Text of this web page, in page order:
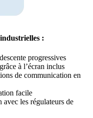
:
progressives
à l’écran inclus
de communication en
facile
avec les régulateurs de